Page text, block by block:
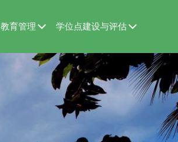
教育管理 学位点建设与评估